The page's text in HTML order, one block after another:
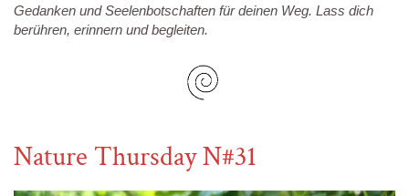
Gedanken und Seelenbotschaften für deinen Weg. Lass dich
berühren, erinnern und begleiten.
Nature Thursday N#31